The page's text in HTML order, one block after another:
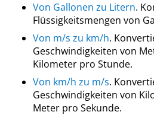
Von Gallonen zu Litern.
Flüssigkeitsmengen von
Von m/s zu km/h.
Geschwindigkeiten von
Kilometer pro Stunde.
Von km/h zu m/s.
Geschwindigkeiten von
Meter pro Sekunde.